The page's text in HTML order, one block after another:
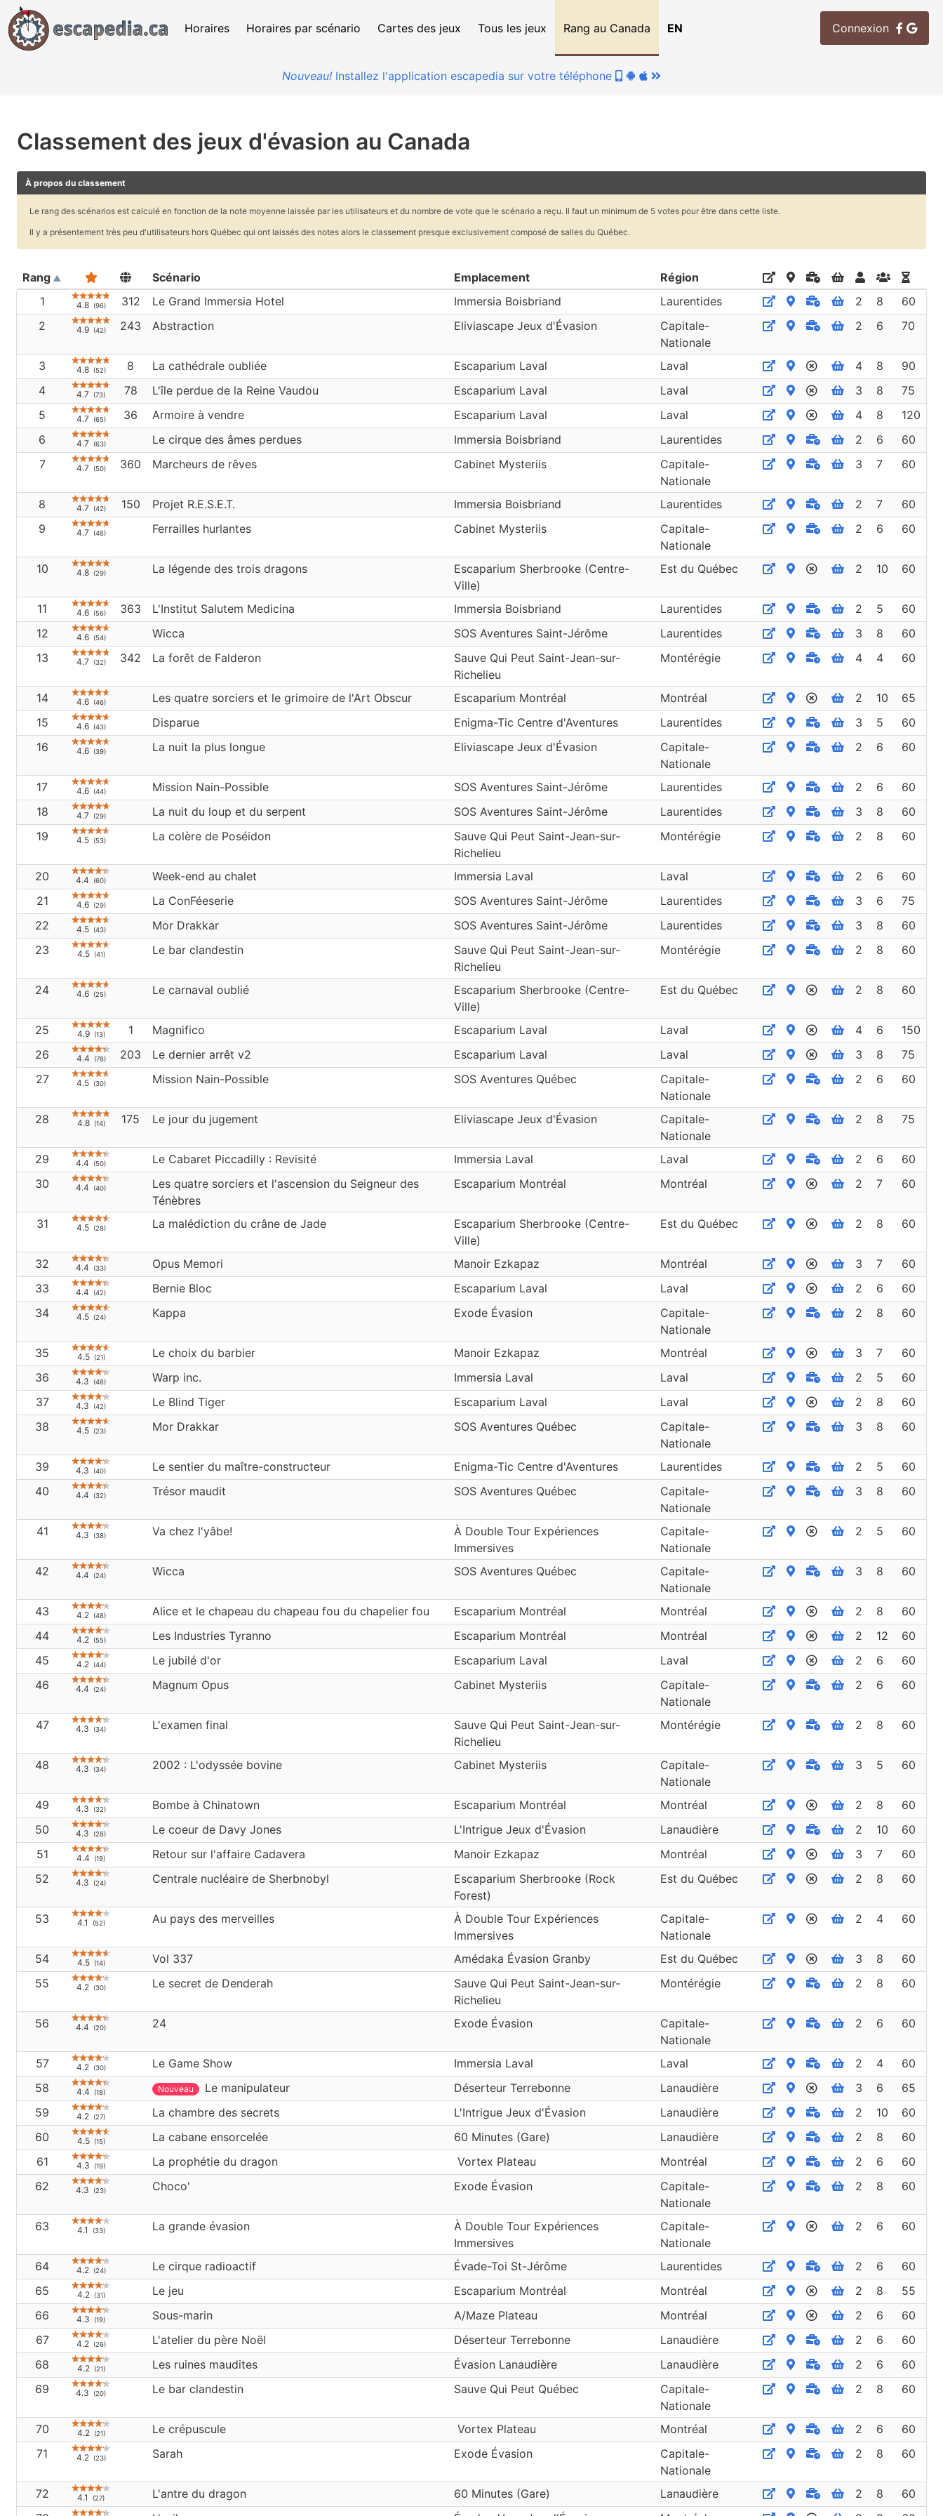
Horaires Horaires par scénario Cartes des jeux Tous les jeux Rang au Canada EN Connexion
Nouveau! Installez l'application escapedia sur votre téléphone
Classement des jeux d'évasion au Canada
À propos du classement
Le rang des scénarios est calculé en fonction de la note moyenne laissée par les utilisateurs et du nombre de vote que le scénario a reçu. Il faut un minimum de 5 votes pour être dans cette liste.
Il y a présentement très peu d'utilisateurs hors Québec qui ont laissés des notes alors le classement presque exclusivement composé de salles du Québec.
Rang Scénario Emplacement
Région
1
4.8 (96) 312 Le Grand Immersia Hotel Immersia Boisbriand Laurentides 2 8
60
2
4.9 (42) 243 Abstraction Eliviascape Jeux d'Évasion
Capitale-
Nationale
2 6 70
3 4.8 (52) 8 La cathédrale oubliée Escaparium Laval Laval 4 8
90
4
4.7 (73) 78 L'île perdue de la Reine Vaudou Escaparium Laval Laval 3 8
75
5
4.7 (65) 36 Armoire à vendre Escaparium Laval Laval 4 8
120
6
4.7 (63) Le cirque des âmes perdues Immersia Boisbriand Laurentides 2 6
60
7
4.7 (50) 360 Marcheurs de rêves Cabinet Mysteriis
Capitale-
Nationale
3 7 60
8 4.7 (42) 150 Projet R.E.S.E.T. Immersia Boisbriand Laurentides 2 7
60
9
4.7 (48) Ferrailles hurlantes Cabinet Mysteriis
Capitale-
Nationale
2 6 60
10 4.8 (29) La légende des trois dragons
Escaparium Sherbrooke (Centre-
Ville)
Est du Québec 2 10 60
11 4.6 (56) 363 L'Institut Salutem Medicina Immersia Boisbriand Laurentides 2 5
60
12
4.6 (54) Wicca SOS Aventures Saint-Jérôme Laurentides 3 8
60
13
4.7 (32) 342 La forêt de Falderon
Sauve Qui Peut Saint-Jean-sur-
Richelieu
Montérégie 4 4 60
14 4.6 (46) Les quatre sorciers et le grimoire de l'Art Obscur Escaparium Montréal Montréal 2 10
65
15
4.6 (43) Disparue Enigma-Tic Centre d'Aventures Laurentides 3 5
60
16
4.6 (39) La nuit la plus longue Eliviascape Jeux d'Évasion
Capitale-
Nationale
2 6 60
17 4.6 (44) Mission Nain-Possible SOS Aventures Saint-Jérôme Laurentides 2 6
60
18
4.7 (29) La nuit du loup et du serpent SOS Aventures Saint-Jérôme Laurentides 3 8
60
19
4.5 (53) La colère de Poséidon
Sauve Qui Peut Saint-Jean-sur-
Richelieu
Montérégie 2 8 60
20 4.4 (60) Week-end au chalet Immersia Laval Laval 2 6
60
21
4.6 (29) La ConFéeserie SOS Aventures Saint-Jérôme Laurentides 3 6
75
22
4.5 (43) Mor Drakkar SOS Aventures Saint-Jérôme Laurentides 3 8
60
23
4.5 (41) Le bar clandestin
Sauve Qui Peut Saint-Jean-sur-
Richelieu
Montérégie 2 8 60
24 4.6 (25) Le carnaval oublié
Escaparium Sherbrooke (Centre-
Ville)
Est du Québec 2 8 60
25 4.9 (13) 1 Magnifico Escaparium Laval Laval 4 6
150
26
4.4 (78) 203 Le dernier arrêt v2 Escaparium Laval Laval 3 8
75
27
4.5 (30) Mission Nain-Possible SOS Aventures Québec
Capitale-
Nationale
2 6 60
28 4.8 (14) 175 Le jour du jugement Eliviascape Jeux d'Évasion
Capitale-
Nationale
2 8 75
29 4.4 (50) Le Cabaret Piccadilly : Revisité Immersia Laval Laval 2 6
60
30
4.4 (40)
Les quatre sorciers et l'ascension du Seigneur des
Ténèbres
Escaparium Montréal Montréal 2 7 60
31 4.5 (28) La malédiction du crâne de Jade
Escaparium Sherbrooke (Centre-
Ville)
Est du Québec 2 8 60
32 4.4 (33) Opus Memori Manoir Ezkapaz Montréal 3 7
60
33
4.4 (42) Bernie Bloc Escaparium Laval Laval 2 6
60
34
4.5 (24) Kappa Exode Évasion
Capitale-
Nationale
2 8 60
35 4.5 (21) Le choix du barbier Manoir Ezkapaz Montréal 3 7
60
36
4.3 (48) Warp inc. Immersia Laval Laval 2 5
60
37
4.3 (42) Le Blind Tiger Escaparium Laval Laval 2 8
60
38
4.5 (23) Mor Drakkar SOS Aventures Québec
Capitale-
Nationale
3 8 60
39 4.3 (40) Le sentier du maître-constructeur Enigma-Tic Centre d'Aventures Laurentides 2 5
60
40
4.4 (32) Trésor maudit SOS Aventures Québec
Capitale-
Nationale
3 8 60
41 4.3 (38) Va chez l'yâbe!
À Double Tour Expériences
Immersives
Capitale-
Nationale
2 5 60
42 4.4 (24) Wicca SOS Aventures Québec
Capitale-
Nationale
3 8 60
43 4.2 (48) Alice et le chapeau du chapeau fou du chapelier fou Escaparium Montréal Montréal 2 8
60
44
4.2 (55) Les Industries Tyranno Escaparium Montréal Montréal 2 12
60
45
4.2 (44) Le jubilé d'or Escaparium Laval Laval 2 6
60
46
4.4 (24) Magnum Opus Cabinet Mysteriis
Capitale-
Nationale
2 6 60
47 4.3 (34) L'examen final
Sauve Qui Peut Saint-Jean-sur-
Richelieu
Montérégie 2 8 60
48 4.3 (34) 2002 : L'odyssée bovine Cabinet Mysteriis
Capitale-
Nationale
3 5 60
49 4.3 (32) Bombe à Chinatown Escaparium Montréal Montréal 2 8
60
50
4.3 (28) Le coeur de Davy Jones L'Intrigue Jeux d'Évasion Lanaudière 2 10
60
51
4.4 (19) Retour sur l'affaire Cadavera Manoir Ezkapaz Montréal 3 7
60
52
4.3 (24) Centrale nucléaire de Sherbnobyl
Escaparium Sherbrooke (Rock
Forest)
Est du Québec 2 8 60
53 4.1 (52) Au pays des merveilles
À Double Tour Expériences
Immersives
Capitale-
Nationale
2 4 60
54 4.5 (14) Vol 337 Amédaka Évasion Granby Est du Québec 3 8
60
55
4.2 (30) Le secret de Denderah
Sauve Qui Peut Saint-Jean-sur-
Richelieu
Montérégie 2 8 60
56 4.4 (20) 24 Exode Évasion
Capitale-
Nationale
2 6 60
57 4.2 (30) Le Game Show Immersia Laval Laval 2 4
60
58
4.4 (18) Le manipulateur Déserteur Terrebonne Lanaudière 3 6
65
59
4.2 (27) La chambre des secrets L'Intrigue Jeux d'Évasion Lanaudière 2 10
60
60
4.5 (15) La cabane ensorcelée 60 Minutes (Gare) Lanaudière 2 8
60
61
4.3 (19) La prophétie du dragon ‎ Vortex Plateau Montréal 2 6
60
62
4.3 (23) Choco' Exode Évasion
Capitale-
Nationale
2 8 60
63 4.1 (33) La grande évasion
À Double Tour Expériences
Immersives
Capitale-
Nationale
2 6 60
64 4.2 (24) Le cirque radioactif Évade-Toi St-Jérôme Laurentides 2 6
60
65
4.2 (31) Le jeu Escaparium Montréal Montréal 2 8
55
66
4.3 (19) Sous-marin A/Maze Plateau Montréal 2 6
60
67
4.2 (26) L'atelier du père Noël Déserteur Terrebonne Lanaudière 2 6
60
68
4.2 (21) Les ruines maudites Évasion Lanaudière Lanaudière 2 6
60
69
4.3 (20) Le bar clandestin Sauve Qui Peut Québec
Capitale-
Nationale
2 8 60
70 4.2 (21) Le crépuscule ‎ Vortex Plateau Montréal 2 6
60
71
4.2 (23) Sarah Exode Évasion
Capitale-
Nationale
2 8 60
72 4.1 (27) L'antre du dragon 60 Minutes (Gare) Lanaudière 2 8
60